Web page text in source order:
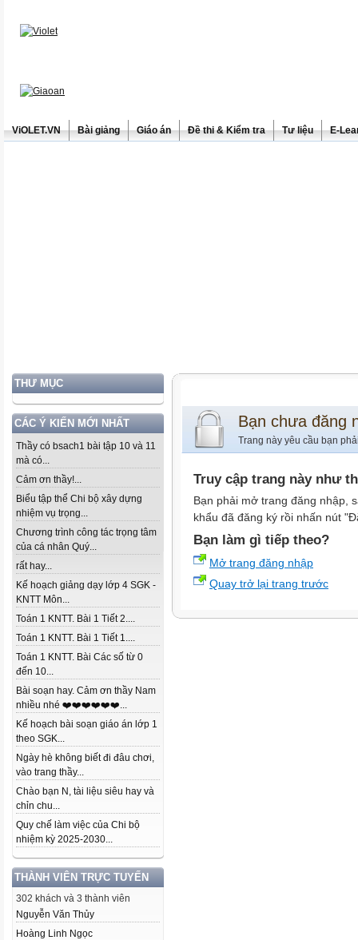
ViOLET.VN Bài giảng Giáo án Đề thi & Kiểm tra Tư liệu E-
THƯ MỤC
CÁC Ý KIẾN MỚI NHẤT
Thầy có bsach1 bài tập 10 và 11
mà có...
Cảm ơn thầy!...
Biểu tập thể Chi bộ xây dựng
nhiệm vụ trọng...
Chương trình công tác trọng tâm
của cá nhân Quý...
rất hay...
Kế hoạch giảng dạy lớp 4 SGK -
KNTT Môn...
Toán 1 KNTT. Bài 1 Tiết 2....
Toán 1 KNTT. Bài 1 Tiết 1....
Toán 1 KNTT. Bài Các số từ 0
đến 10...
Bài soạn hay. Cảm ơn thầy Nam
nhiều nhé ❤️❤️❤️❤️❤️❤️...
Kế hoạch bài soạn giáo án lớp 1
theo SGK...
Ngày hè không biết đi đâu chơi,
vào trang thầy...
Chào bạn N, tài liệu siêu hay và
chỉn chu...
Quy chế làm việc của Chi bộ
nhiệm kỳ 2025-2030...
THÀNH VIÊN TRỰC TUYẾN
302 khách và 3 thành viên
Nguyễn Văn Thủy
Hoàng Linh Ngọc
Bạn chưa đăng
Trang này yêu cầu bạn
Truy cập trang này như
Bạn phải mở trang đăng nhập,
khẩu đã đăng ký rồi nhấn nút
Bạn làm gì tiếp theo?
Mở trang đăng nhập
Quay trở lại trang trước